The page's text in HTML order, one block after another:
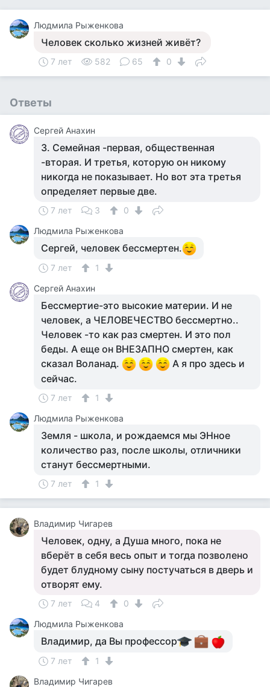
Людмила Рыженкова
Человек сколько жизней живёт?
7 лет 582 65 0
Ответы
Сергей Анахин
3. Семейная -первая, общественная
-вторая. И третья, которую он никому
никогда не показывает. Но вот эта третья
определяет первые две.
7 лет 3
0
Людмила Рыженкова
Сергей, человек бессмертен.
7 лет
1
Сергей Анахин
Бессмертие-это высокие материи. И не
человек, а ЧЕЛОВЕЧЕСТВО бессмертно..
Человек -то как раз смертен. И это пол
беды. А еще он ВНЕЗАПНО смертен, как
сказал Воланад.
А я про здесь и
сейчас.
7 лет
1
Людмила Рыженкова
Земля - школа, и рождаемся мы ЭНное
количество раз, после школы, отличники
станут бессмертными.
7 лет 1
Владимир Чигарев
Человек, одну, а Душа много, пока не
вберёт в себя весь опыт и тогда позволено
будет блудному сыну постучаться в дверь и
отворят ему.
7 лет 4
0
Людмила Рыженкова
Владимир, да Вы профессор
7 лет
1
Владимир Чигарев